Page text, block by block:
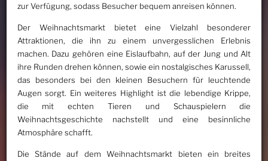
zur Verfügung, sodass Besucher bequem anreisen können.
Der Weihnachtsmarkt bietet eine Vielzahl besonderer
Attraktionen, die ihn zu einem unvergesslichen Erlebnis
machen. Dazu gehören eine Eislaufbahn, auf der Jung und Alt
ihre Runden drehen können, sowie ein nostalgisches Karussell,
das besonders bei den kleinen Besuchern für leuchtende
Augen sorgt. Ein weiteres Highlight ist die lebendige Krippe,
die mit echten Tieren und Schauspielern die
Weihnachtsgeschichte nachstellt und eine besinnliche
Atmosphäre schafft.
Die Stände auf dem Weihnachtsmarkt bieten ein breites